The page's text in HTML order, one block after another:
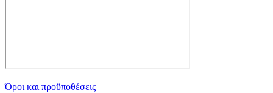
Όροι και προϋποθέσεις